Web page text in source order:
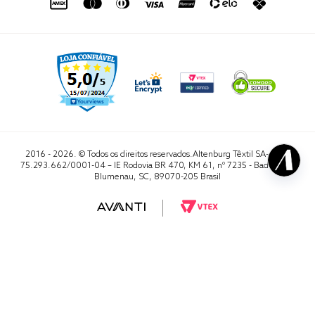
2016 - 2026. © Todos os direitos reservados.Altenburg Têxtil SA- CNPJ
75.293.662/0001-04 – IE Rodovia BR 470, KM 61, nº 7235 - Badenfurt,
Blumenau, SC, 89070-205 Brasil